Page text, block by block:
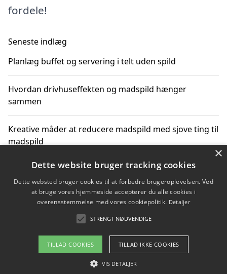
fordele!
Seneste indlæg
Planlæg buffet og servering i telt uden spild
Hvordan drivhuseffekten og madspild hænger
sammen
Kreative måder at reducere madspild med sjove ting til
madspild
Sjove måder at reducere madspild med aktiviteter for
hele familien
Hvor finder jeg nemme måltidskasser i Vejle
Copyright 2026 - Pilanto Aps
Om / kontakt
×
Dette website bruger tracking cookies
Dette websted bruger cookies til at forbedre brugeroplevelsen. Ved
at bruge vores hjemmeside accepterer du alle cookies i
overensstemmelse med vores cookiepolitik. Detaljer
STRENGT NØDVENDIGE
TILLAD COOKIES TILLAD IKKE COOKIES
VIS DETALJER